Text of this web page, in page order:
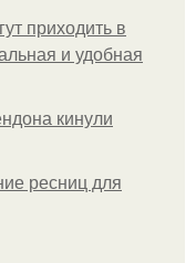
приходить в
и удобная
кинули
ресниц для